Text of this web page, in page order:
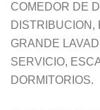
COMEDOR DE
DISTRIBUCION,
GRANDE
SERVICIO,
DORMITORIOS.